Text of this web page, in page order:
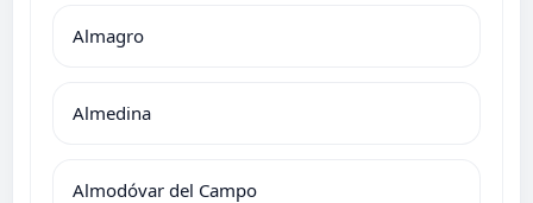
Almagro
Almedina
Almodóvar del Campo